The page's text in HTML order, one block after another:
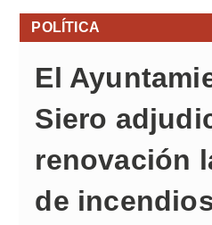
POLÍTICA
El
Siero
renovación
de